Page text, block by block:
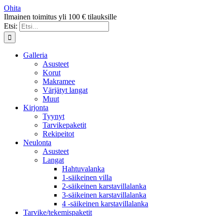
Ohita
Ilmainen toimitus yli 100 € tilauksille
Etsi:
Galleria
Asusteet
Korut
Makramee
Värjätyt langat
Muut
Kirjonta
Tyynyt
Tarvikepaketit
Rekipeitot
Neulonta
Asusteet
Langat
Hahtuvalanka
1-säikeinen villa
2-säikeinen karstavillalanka
3-säikeinen karstavillalanka
4 -säikeinen karstavillalanka
Tarvike/tekemispaketit